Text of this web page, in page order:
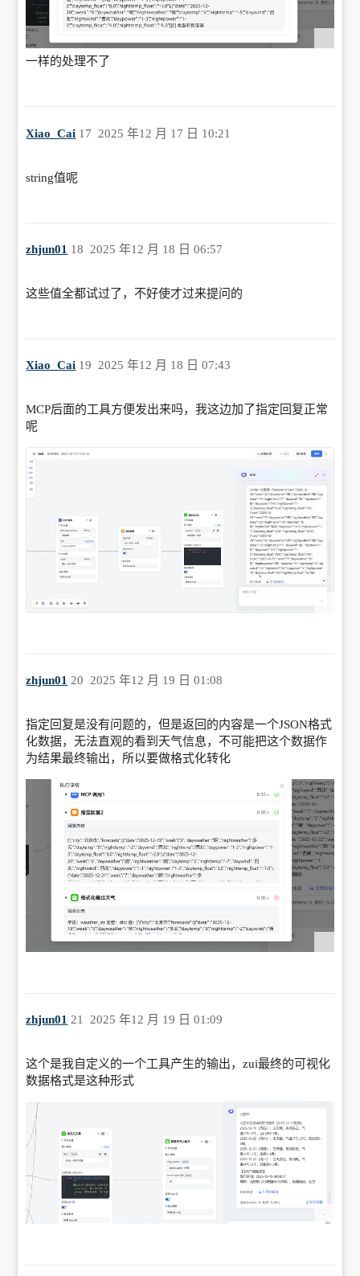
一样的处理不了
Xiao_Cai 2025 年12 月 17 日 10:21
17
string值呢
zhjun01 2025 年12 月 18 日 06:57
18
这些值全都试过了，不好使才过来提问的
Xiao_Cai 2025 年12 月 18 日 07:43
19
MCP后面的工具方便发出来吗，我这边加了指定回复正常
呢
zhjun01 2025 年12 月 19 日 01:08
20
指定回复是没有问题的，但是返回的内容是一个JSON格式
化数据，无法直观的看到天气信息，不可能把这个数据作
为结果最终输出，所以要做格式化转化
zhjun01 2025 年12 月 19 日 01:09
21
这个是我自定义的一个工具产生的输出，zui最终的可视化
数据格式是这种形式